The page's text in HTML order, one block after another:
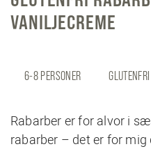
VANILJECREME
6-8 PERSONER GLUTENFRI
Rabarber er for alvor i
rabarber – det er for